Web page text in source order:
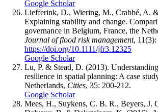
Google Scholar
Liefferink, D., Wiering, M., Crabbé, A.
Explaining stability and change.
governance in Belgium, France, the
Journal of flood risk management,
https://doi.org/10.1111/jfr3.12325
Google Scholar
Lu, P. & Stead, D. (2013).
resilience in spatial planning: A case
Netherlands, Cities, 35: 200-212.
Google Scholar
Mees, H., Suykens, C. B. R., Beyers, J.